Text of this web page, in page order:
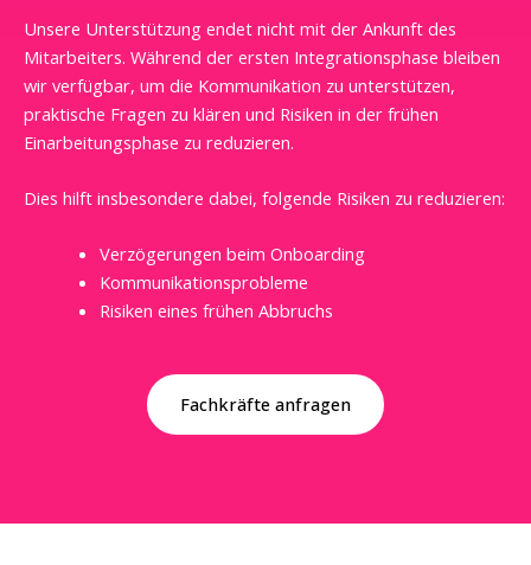
Unsere Unterstützung endet nicht mit der Ankunft des
Mitarbeiters. Während der ersten Integrationsphase bleiben
wir verfügbar, um die Kommunikation zu unterstützen,
praktische Fragen zu klären und Risiken in der frühen
Einarbeitungsphase zu reduzieren.
Dies hilft insbesondere dabei, folgende Risiken zu reduzieren:
Verzögerungen beim Onboarding
Kommunikationsprobleme
Risiken eines frühen Abbruchs
Fachkräfte anfragen